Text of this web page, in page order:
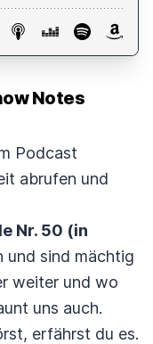
Notes
Podcast
abrufen und
Nr. 50 (in
und sind mächtig
weiter und wo
uns auch.
erfährst du es.